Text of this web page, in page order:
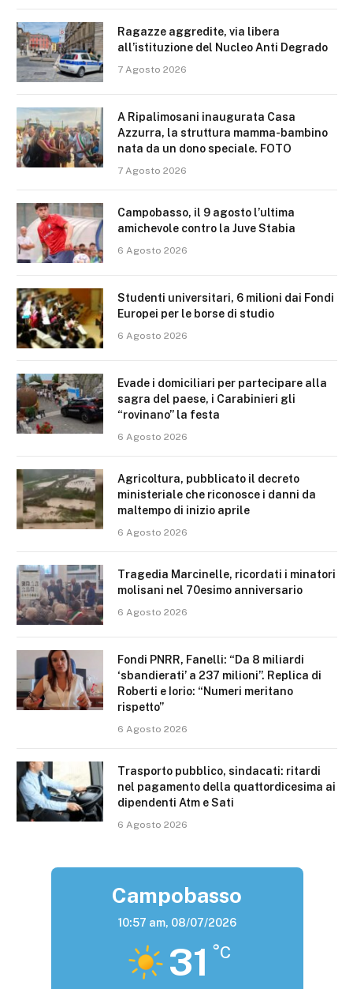
Ragazze aggredite, via libera
all’istituzione del Nucleo Anti Degrado
7 Agosto 2026
A Ripalimosani inaugurata Casa
Azzurra, la struttura mamma-bambino
nata da un dono speciale. FOTO
7 Agosto 2026
Campobasso, il 9 agosto l’ultima
amichevole contro la Juve Stabia
6 Agosto 2026
Studenti universitari, 6 milioni dai Fondi
Europei per le borse di studio
6 Agosto 2026
Evade i domiciliari per partecipare alla
sagra del paese, i Carabinieri gli
“rovinano” la festa
6 Agosto 2026
Agricoltura, pubblicato il decreto
ministeriale che riconosce i danni da
maltempo di inizio aprile
6 Agosto 2026
Tragedia Marcinelle, ricordati i minatori
molisani nel 70esimo anniversario
6 Agosto 2026
Fondi PNRR, Fanelli: “Da 8 miliardi
‘sbandierati’ a 237 milioni”. Replica di
Roberti e Iorio: “Numeri meritano
rispetto”
6 Agosto 2026
Trasporto pubblico, sindacati: ritardi
nel pagamento della quattordicesima ai
dipendenti Atm e Sati
6 Agosto 2026
Campobasso
10:57 am, 08/07/2026
31 °C